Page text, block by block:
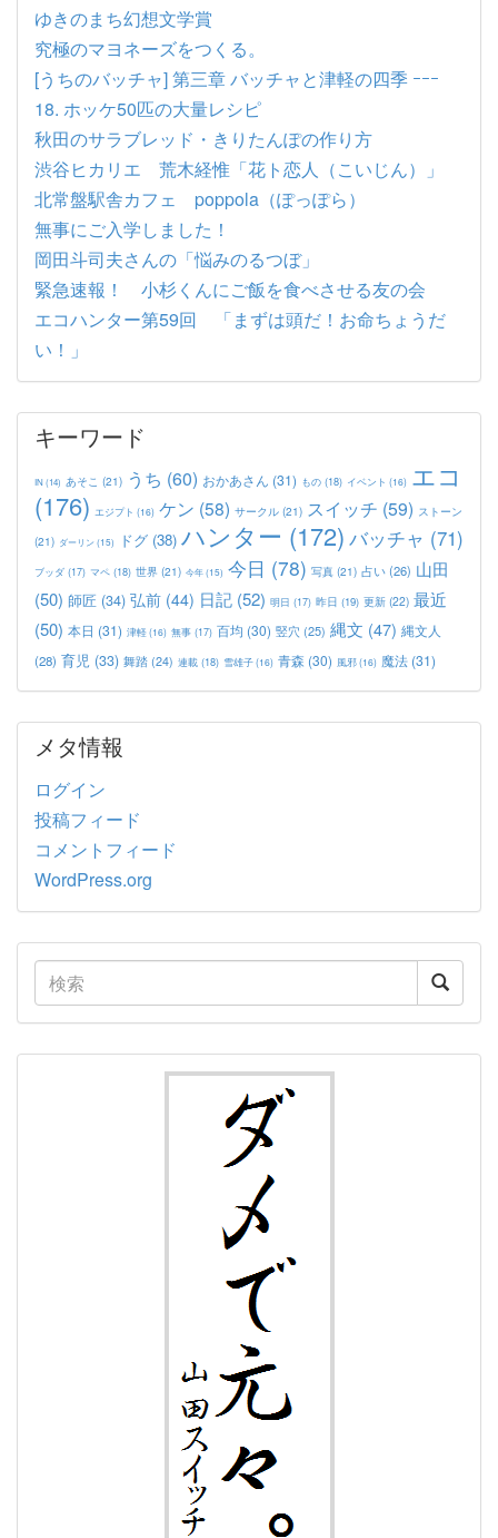
ゆきのまち幻想文学賞
究極のマヨネーズをつくる。
[うちのバッチャ] 第三章 バッチャと津軽の四季 ｰｰｰ
18. ホッケ50匹の大量レシピ
秋田のサラブレッド・きりたんぽの作り方
渋谷ヒカリエ 荒木経惟「花ト恋人（こいじん）」
北常盤駅舎カフェ poppola（ぽっぽら）
無事にご入学しました！
岡田斗司夫さんの「悩みのるつぼ」
緊急速報！ 小杉くんにご飯を食べさせる友の会
エコハンター第59回 「まずは頭だ！お命ちょうだ
い！」
キーワード
IN(14) あそこ (21) うち (60) おかあさん (31) もの (18) イベント (16) エコ
(176) エジプト (16) ケン (58) サークル (21) スイッチ (59) ストーン
(21) ダーリン(15) ドグ (38) ハンター (172) バッチャ (71)
ブッダ (17) マペ (18) 世界 (21) 今年(15) 今日 (78) 写真 (21) 占い(26) 山田
(50) 師匠 (34) 弘前 (44) 日記 (52) 明日 (17) 昨日 (19) 更新 (22) 最近
(50) 本日 (31) 津軽(16) 無事 (17) 百均 (30) 竪穴 (25) 縄文 (47) 縄文人
(28) 育児 (33) 舞踏 (24) 連載 (18) 雪雄子(16) 青森 (30) 風邪(16) 魔法 (31)
メタ情報
ログイン
投稿フィード
コメントフィード
WordPress.org